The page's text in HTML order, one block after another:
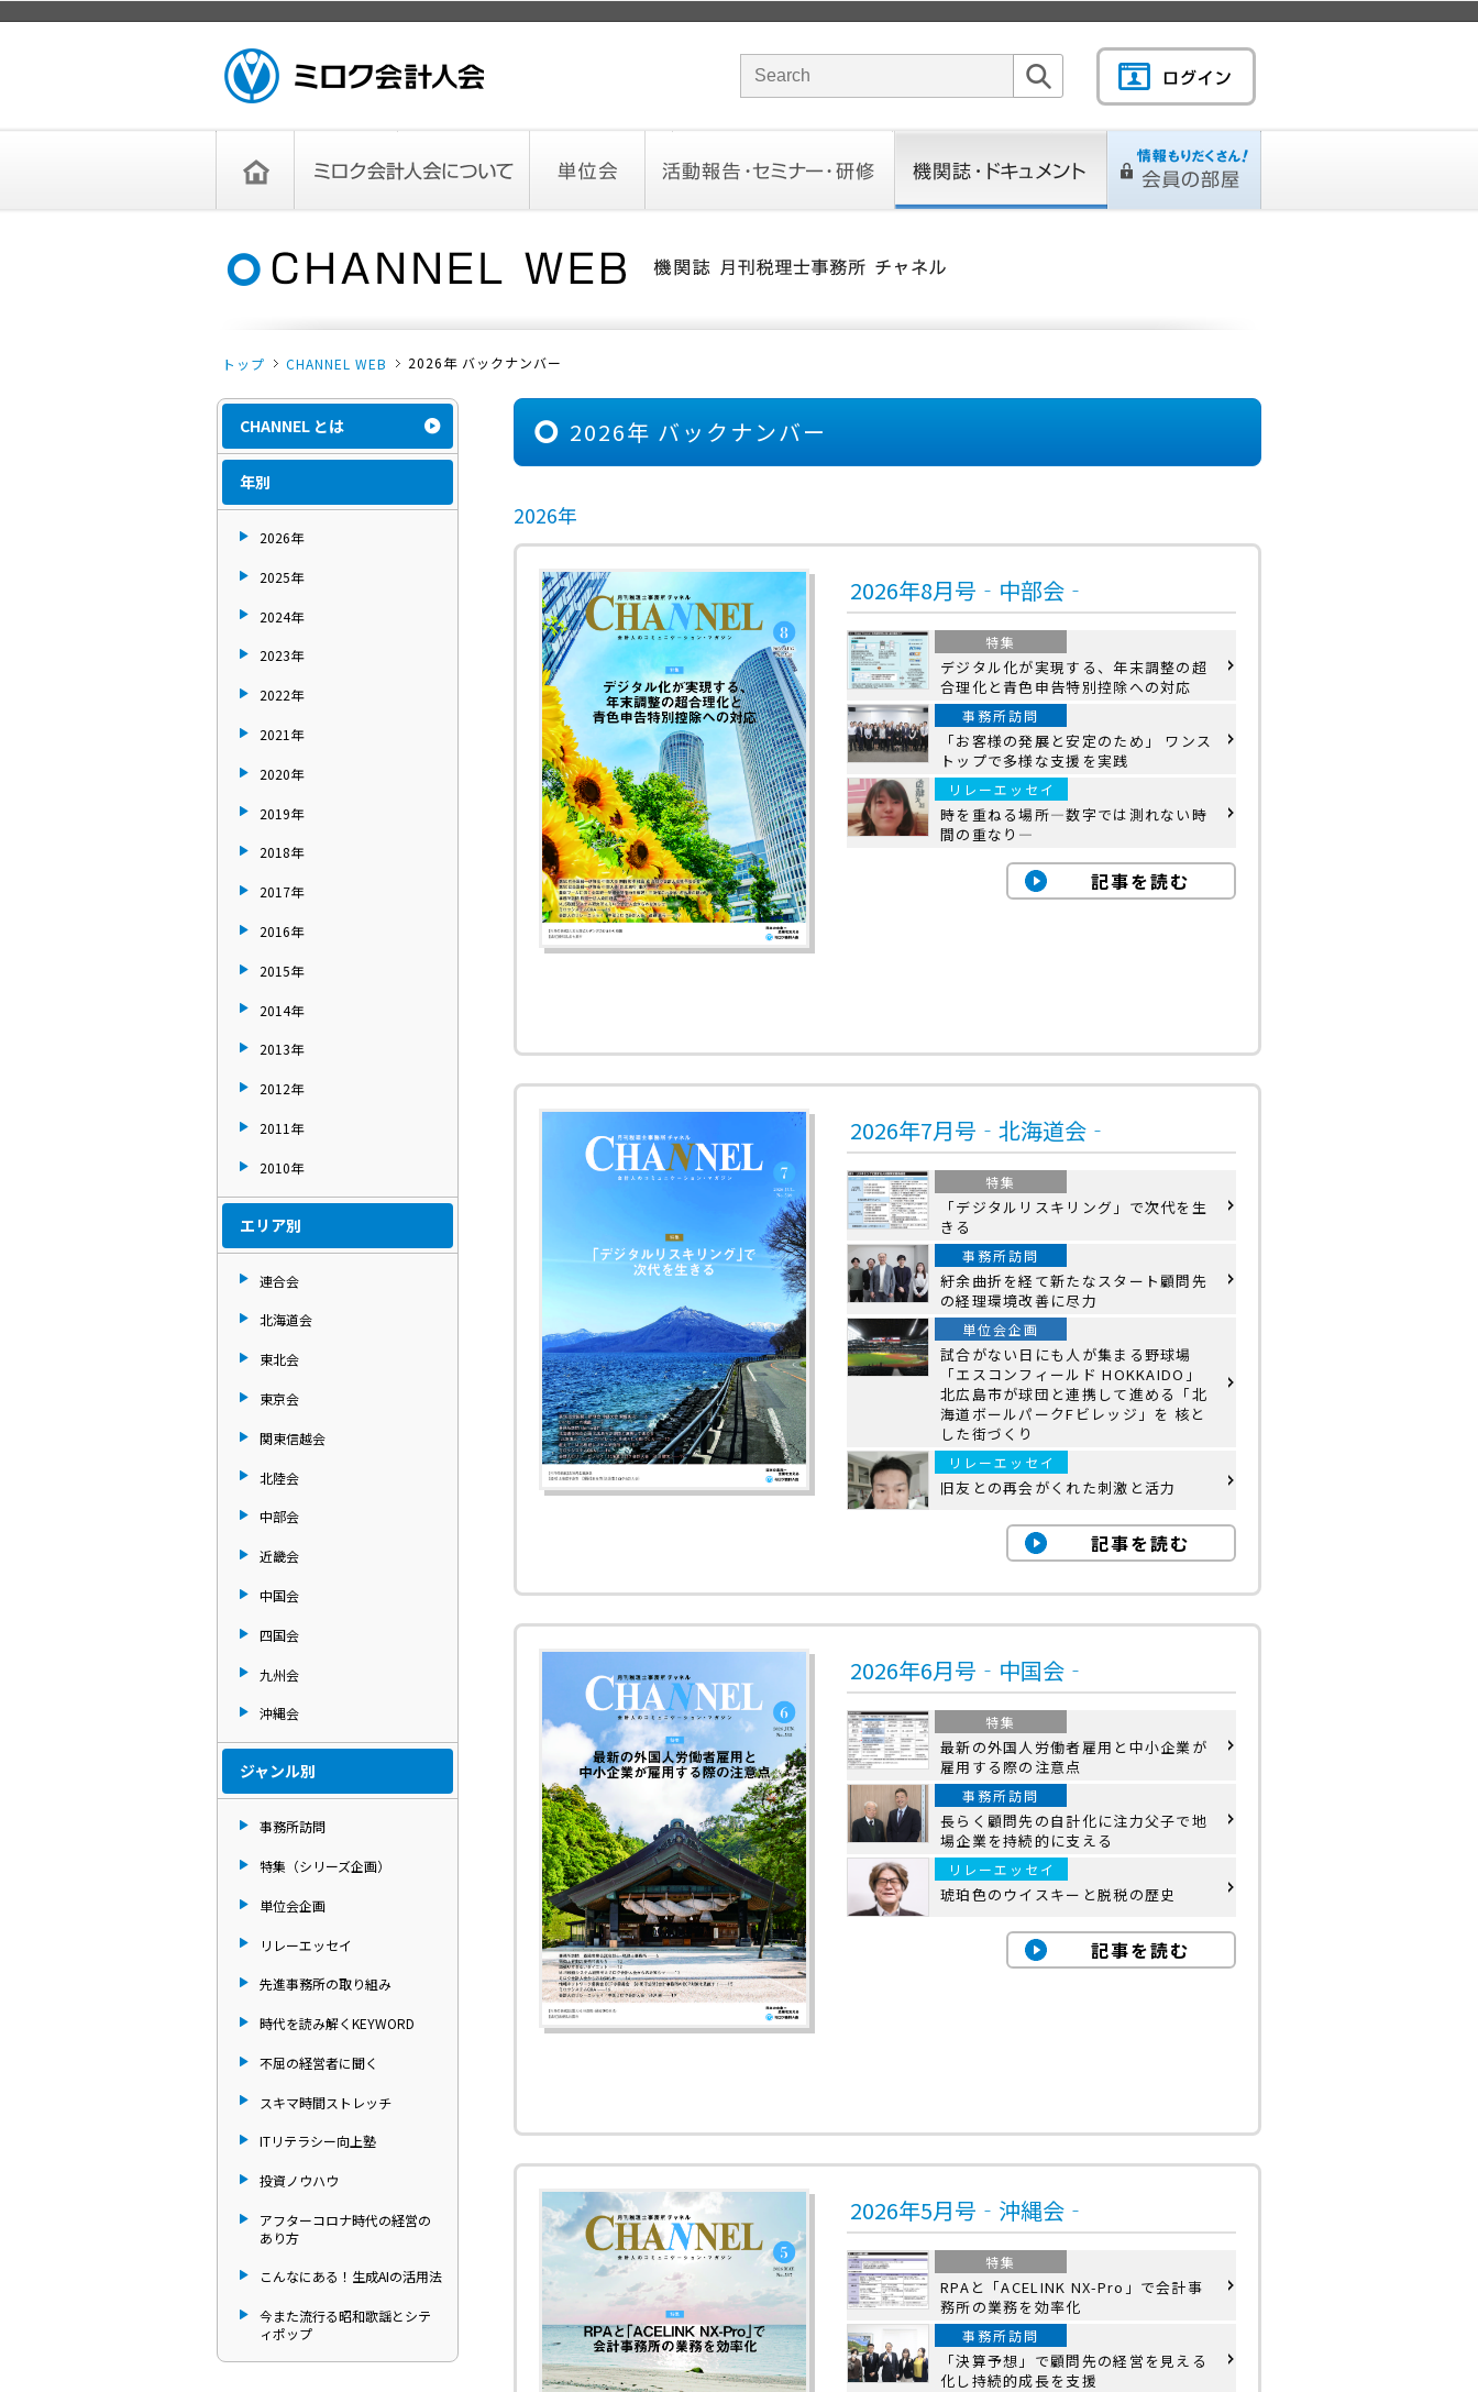
ASSOCIATION
サイト内検索のキーワード
トップ CHANNEL WEB 2026年 バックナンバー
CHANNEL とは
年別
2026年
2025年
2024年
2023年
2022年
2021年
2020年
2019年
2018年
2017年
2016年
2015年
2014年
2013年
2012年
2011年
2010年
エリア別
連合会
北海道会
東北会
東京会
関東信越会
北陸会
中部会
近畿会
中国会
四国会
九州会
沖縄会
ジャンル別
事務所訪問
特集（シリーズ企画）
単位会企画
リレーエッセイ
先進事務所の取り組み
時代を読み解くKEYWORD
不屈の経営者に聞く
スキマ時間ストレッチ
ITリテラシー向上塾
投資ノウハウ
アフターコロナ時代の経営の
あり方
こんなにある！生成AIの活用法
今また流行る昭和歌謡とシテ
ィポップ
2026年 バックナンバー
2026年
2026年8月号‐中部会‐
特集
デジタル化が実現する、年末調整の超
合理化と青色申告特別控除への対応
事務所訪問
「お客様の発展と安定のため」 ワンス
トップで多様な支援を実践
リレーエッセイ
時を重ねる場所―数字では測れない時
間の重なり―
記事を読む
2026年7月号‐北海道会‐
特集
「デジタルリスキリング」で次代を生
きる
事務所訪問
紆余曲折を経て新たなスタート顧問先
の経理環境改善に尽力
単位会企画
試合がない日にも人が集まる野球場
「エスコンフィールド HOKKAIDO」
北広島市が球団と連携して進める「北
海道ボールパークFビレッジ」を 核と
した街づくり
リレーエッセイ
旧友との再会がくれた刺激と活力
記事を読む
2026年6月号‐中国会‐
特集
最新の外国人労働者雇用と中小企業が
雇用する際の注意点
事務所訪問
長らく顧問先の自計化に注力父子で地
場企業を持続的に支える
リレーエッセイ
琥珀色のウイスキーと脱税の歴史
記事を読む
2026年5月号‐沖縄会‐
特集
RPAと「ACELINK NX-Pro」で会計事
務所の業務を効率化
事務所訪問
「決算予想」で顧問先の経営を見える
化し持続的成長を支援